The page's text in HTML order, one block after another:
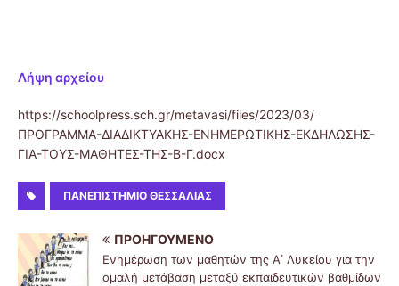
Λήψη αρχείου
https://schoolpress.sch.gr/metavasi/files/2023/03/
ΠΡΟΓΡΑΜΜΑ-ΔΙΑΔΙΚΤΥΑΚΗΣ-ΕΝΗΜΕΡΩΤΙΚΗΣ-ΕΚΔΗΛΩΣΗΣ-
ΓΙΑ-ΤΟΥΣ-ΜΑΘΗΤΕΣ-ΤΗΣ-Β-Γ.docx
ΠΑΝΕΠΙΣΤΗΜΙΟ ΘΕΣΣΑΛΙΑΣ
ΠΡΟΗΓΟΎΜΕΝΟ
Ενημέρωση των μαθητών της Α΄ Λυκείου για την
ομαλή μετάβαση μεταξύ εκπαιδευτικών βαθμίδων